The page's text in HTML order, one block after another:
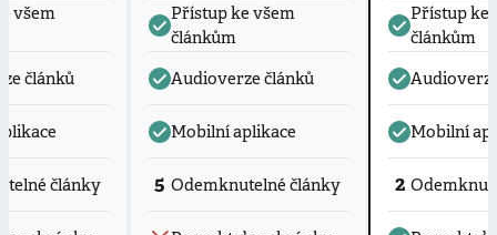
všem
článků
články
Přístup ke všem
článkům
Audioverze článků
Mobilní aplikace
5 Odemknutelné články
Přístup ke
článkům
Mobilní
2